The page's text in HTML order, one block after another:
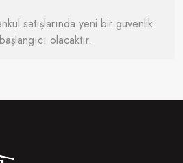
satışlarında yeni bir güvenlik
olacaktır.